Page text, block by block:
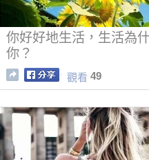
你好好地生活，生活為
你？
觀看 49